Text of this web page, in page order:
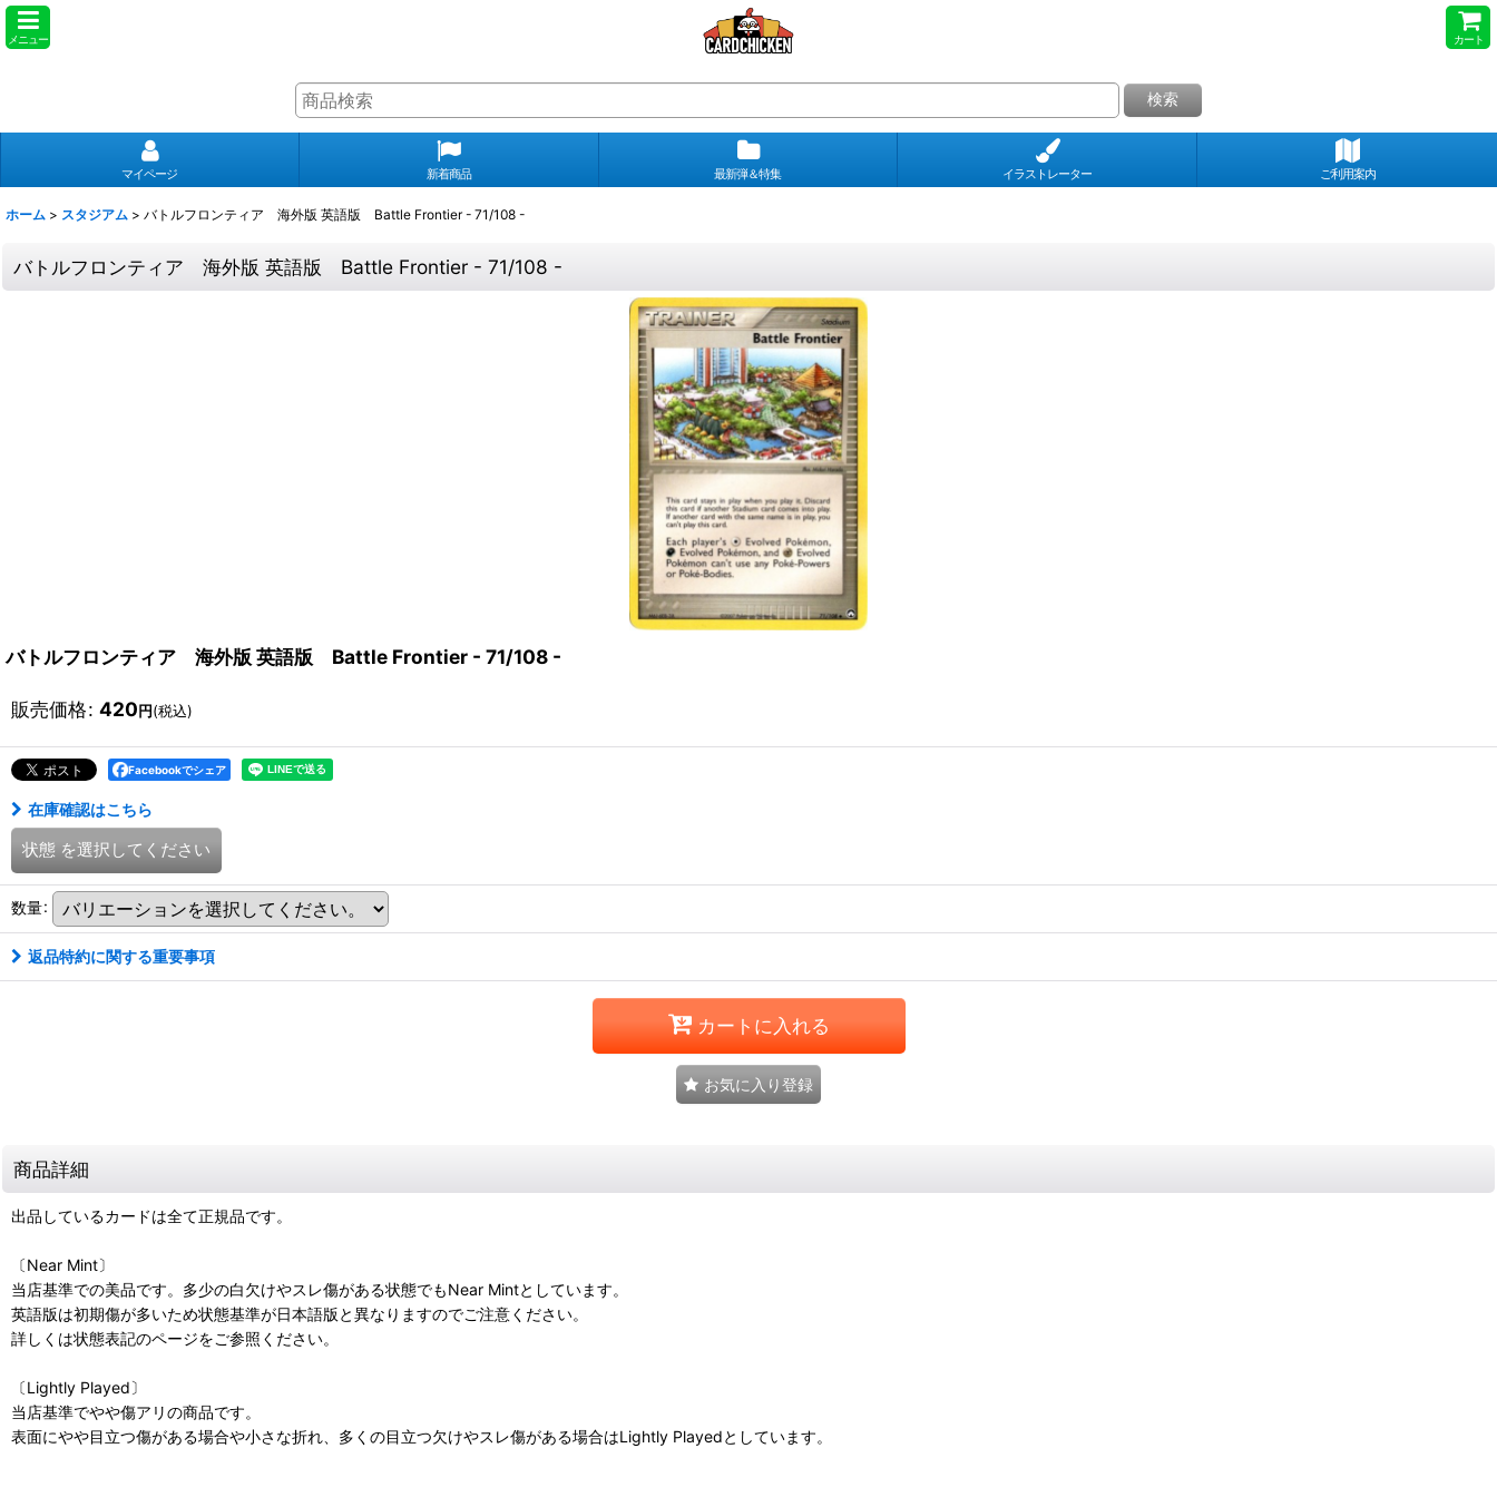
メニュー カート
検索
マイページ 新着商品 最新弾＆特集 イラストレーター ご利用案内
ホーム > スタジアム > バトルフロンティア 海外版 英語版 Battle Frontier - 71/108 -
バトルフロンティア 海外版 英語版 Battle Frontier - 71/108 -
バトルフロンティア 海外版 英語版 Battle Frontier - 71/108 -
販売価格: 420円(税込)
Facebookでシェア
在庫確認はこちら
状態 を選択してください
数量:
返品特約に関する重要事項
カートに入れる
お気に入り登録
商品詳細
出品しているカードは全て正規品です。
〔Near Mint〕
当店基準での美品です。多少の白欠けやスレ傷がある状態でもNear Mintとしています。
英語版は初期傷が多いため状態基準が日本語版と異なりますのでご注意ください。
詳しくは状態表記のページをご参照ください。
〔Lightly Played〕
当店基準でやや傷アリの商品です。
表面にやや目立つ傷がある場合や小さな折れ、多くの目立つ欠けやスレ傷がある場合はLightly Playedとしています。